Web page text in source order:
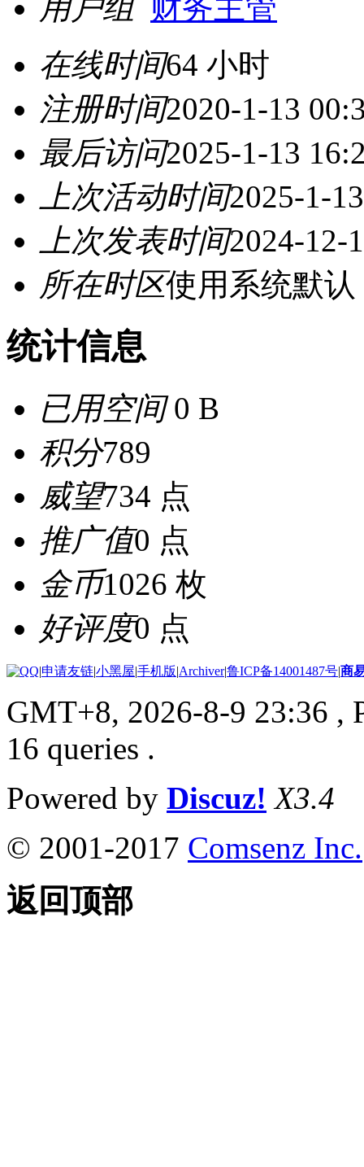
用户组 财务主管
在线时间64 小时
注册时间2020-1-13
最后访问2025-1-13
上次活动时间2025-1-
上次发表时间2024-12-
所在时区使用系统默认
统计信息
已用空间0 B
积分789
威望734 点
推广值0 点
金币1026 枚
好评度0 点
|申请友链|小黑屋|手机版|Archiver|鲁ICP备14001487号|商
GMT+8, 2026-8-9 23:36 ,
16 queries .
Powered by Discuz! X3.4
© 2001-2017 Comsenz Inc.
返回顶部